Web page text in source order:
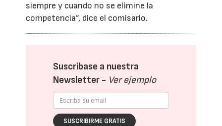
siempre y cuando no se elimine la
competencia”, dice el comisario.
Suscríbase a nuestra
Newsletter - Ver ejemplo
SUSCRIBIRME GRATIS